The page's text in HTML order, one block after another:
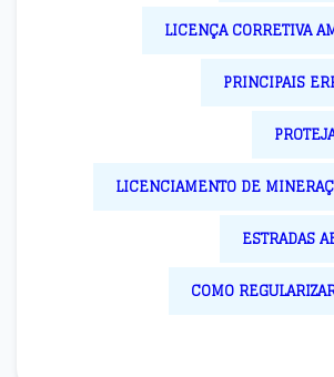
LICENÇA CORRETIVA
PRINCIPAIS
LICENCIAMENTO DE
ESTRADAS
COMO